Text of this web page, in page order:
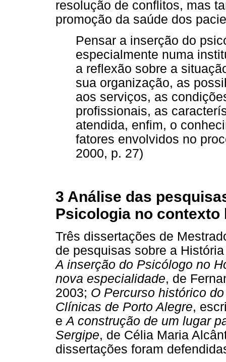
resolução de conflitos, mas
promoção da saúde dos
Pensar a inserção do
especialmente numa
a reflexão sobre a
sua organização, as
aos serviços, as
profissionais, as
atendida, enfim, o
fatores envolvidos no
2000, p. 27)
3 Análise das
Psicologia no contexto
Três dissertações de
de pesquisas sobre a
A inserção do Psicólogo no
nova especialidade, de
2003; O Percurso histórico
Clínicas de Porto Alegre,
eA construção de um lugar
Sergipe, de Célia Maria
dissertações foram